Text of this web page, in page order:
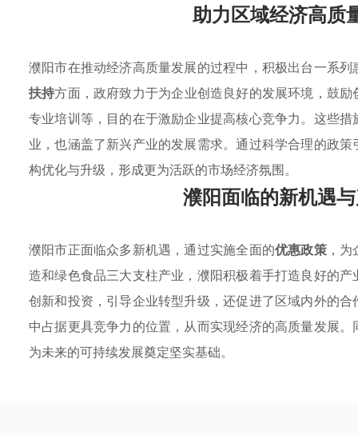
助力区域经济高质
濮阳市在推动经济高质量发展的过程中，积极出台一系
扶持方面，政府致力于为企业创造良好的发展环境，鼓
专业培训等，目的在于激励企业提高核心竞争力。这些
业，也涵盖了新兴产业的发展需求。通过科学合理的政
构优化与升级，形成更为活跃的市场经济氛围。
濮阳面临的新机遇
濮阳市正面临众多新机遇，通过实施全面的优惠政策，为
造和绿色食品三大支柱产业，濮阳积极着手打造良好的
创新和投资，引导企业转型升级，还促进了区域内外的
中占据更具竞争力的位置，从而实现经济的高质量发展
为未来的可持续发展奠定坚实基础。